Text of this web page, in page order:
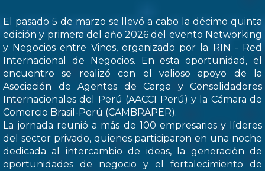
El pasado 5 de marzo se llevó a cabo la décimo quinta
edición y primera del ańo 2026 del evento Networking
y Negocios entre Vinos, organizado por la RIN - Red
Internacional de Negocios. En esta oportunidad, el
encuentro se realizó con el valioso apoyo de la
Asociación de Agentes de Carga y Consolidadores
Internacionales del Perú (AACCI Perú) y la Cámara de
Comercio Brasil-Perú (CAMBRAPER).
La jornada reunió a más de 100 empresarios y líderes
del sector privado, quienes participaron en una noche
dedicada al intercambio de ideas, la generación de
oportunidades de negocio y el fortalecimiento de